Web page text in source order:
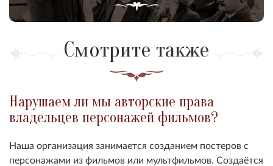
Смотрите также
Нарушаем ли мы авторские права
владельцев персонажей фильмов?
Наша организация занимается созданием постеров с
персонажами из фильмов или мультфильмов. Создаётся